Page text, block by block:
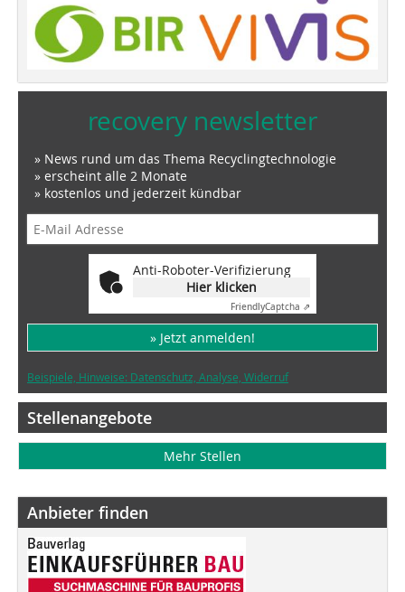
recovery newsletter
» News rund um das Thema Recyclingtechnologie
» erscheint alle 2 Monate
» kostenlos und jederzeit kündbar
Anti-Roboter-Verifizierung
Hier klicken
FriendlyCaptcha ⇗
» Jetzt anmelden!
Beispiele, Hinweise: Datenschutz, Analyse, Widerruf
Stellenangebote
Mehr Stellen
Anbieter finden